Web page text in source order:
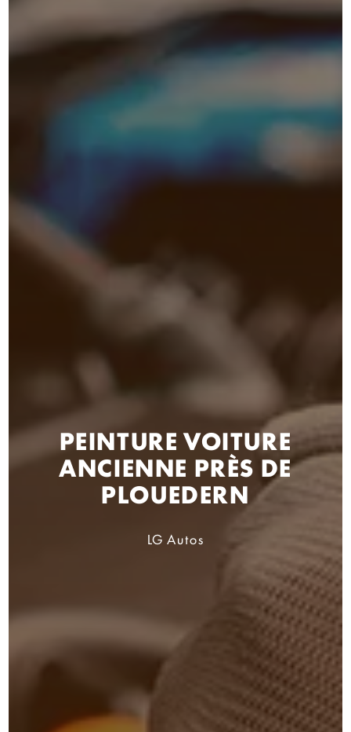
PEINTURE VOITURE
ANCIENNE PRÈS DE
PLOUEDERN
LG Autos